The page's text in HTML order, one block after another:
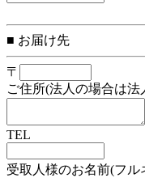
■ お届け先
〒
ご住所(法人の場合は法
TEL
受取人様のお名前(フル